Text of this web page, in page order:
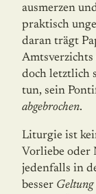
ausmerzen
praktisch
daran trägt
doch letztlich
tun, sein
abgebrochen.
Liturgie ist
Vorliebe oder
jedenfalls in
besser Geltung